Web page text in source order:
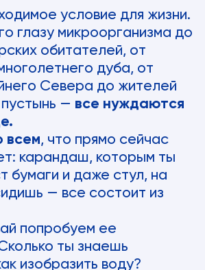
условие для жизни.
глазу микроорганизма до
обитателей, от
дуба, от
Севера до жителей
— все нуждаются
всем, что прямо сейчас
карандаш, которым ты
бумаги и даже стул, на
— все состоит из
попробуем ее
ты знаешь
изобразить воду?